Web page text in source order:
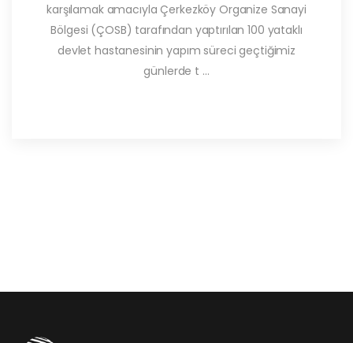
karşılamak amacıyla Çerkezköy Organize Sanayi
Bölgesi (ÇOSB) tarafından yaptırılan 100 yataklı
devlet hastanesinin yapım süreci geçtiğimiz
günlerde t ...